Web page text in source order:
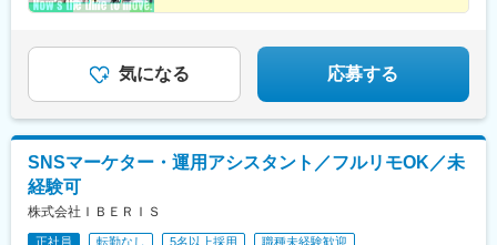
町田グランベリーパーク駅、豊田駅、国分寺駅、立川北駅、高松
よみうりランド駅、武蔵引田駅、新高島駅、横浜駅、元町・中華
街駅、伊勢佐木長者町駅、神奈川駅、新横浜駅、大倉山駅(神奈川
駅、橋本駅(神奈川県)、上溝駅、相模大野駅、汐入駅、横須賀中央
駅、平塚駅、鎌倉駅、大船駅、藤沢駅、辻堂駅、石上駅、小田原
駅、鴨宮駅、茅ケ崎駅、逗子・葉山駅、三崎口駅、秦野駅、倉見
駅、中央林間駅、伊勢原駅、海老名駅(相模線)、相武台前駅、大雄
山駅、高座渋谷駅、相模金子駅、湯河原駅、京急鶴見駅、杉田駅
気になる 応募する
SNSマーケター・運用アシスタント／フルリモOK／未
経験可
株式会社ＩＢＥＲＩＳ
正社員 転勤なし 5名以上採用
職種未経験歓迎